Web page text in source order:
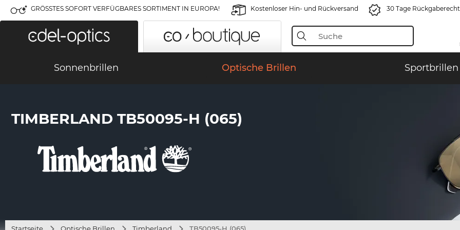
GRÖSSTES SOFORT VERFÜGBARES SORTIMENT IN EUROPA! Kostenloser Hin- und Rückversand 30 Tage Rückgaberecht
Sonnenbrillen Optische Brillen Sportbrillen
TIMBERLAND TB50095-H (065)